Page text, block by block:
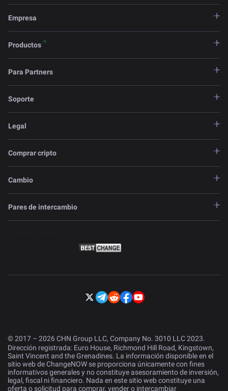
Empresa
Productos
Para Partners
Soporte
Legal
Comprar cripto
Cambio
Pares de intercambio
© 2017 – 2026 CHN Group LLC, Company No. 3010 LLC 2023.
Dirección registrada: Euro House, Richmond Hill Road, Kingstown,
Saint Vincent and the Grenadines. La información disponible en el
sitio web de ChangeNOW se proporciona únicamente con fines
informativos generales y no constituye asesoramiento de inversión,
legal, fiscal ni financiero. Nada en este sitio web constituye una
oferta o solicitud para comprar, vender o intercambiar